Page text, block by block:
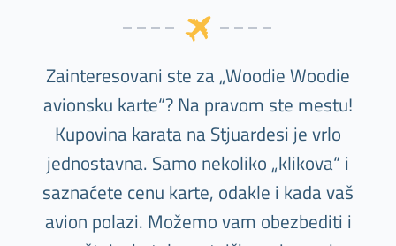
Zainteresovani ste za „Woodie Woodie
avionsku karte“? Na pravom ste mestu!
Kupovina karata na Stjuardesi je vrlo
jednostavna. Samo nekoliko „klikova“ i
saznaćete cenu karte, odakle i kada vaš
avion polazi. Možemo vam obezbediti i